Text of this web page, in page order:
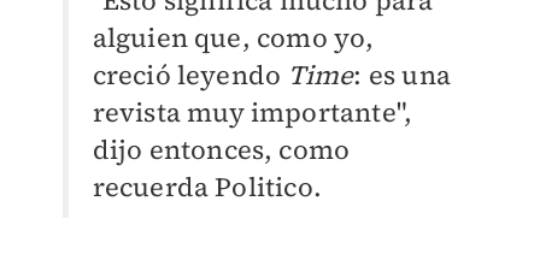
alguien que, como yo,
creció leyendo Time: es una
revista muy importante",
dijo entonces, como
recuerda Politico.